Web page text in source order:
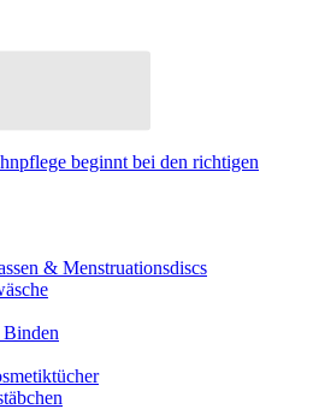
beginnt bei den richtigen
& Menstruationsdiscs